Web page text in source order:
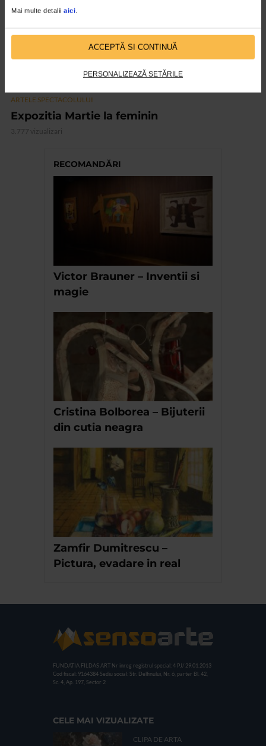
Mai multe detalii aici.
ACCEPTĂ SI CONTINUĂ
PERSONALIZEAZĂ SETĂRILE
ARTELE SPECTACOLULUI
Expozitia Martie la feminin
3.777 vizualizari
RECOMANDĂRI
Victor Brauner – Inventii si
magie
Cristina Bolborea – Bijuterii
din cutia neagra
Zamfir Dumitrescu –
Pictura, evadare in real
FUNDATIA FILDAS ART Nr inreg registrul special: 4 PJ/ 29.01.2013
Cod fiscal: 9164384 Sediu social: Str. Delfinului, Nr. 6, parter Bl. 42,
Sc. 4, Ap. 197, Sector 2
CELE MAI VIZUALIZATE
CLIPA DE ARTA